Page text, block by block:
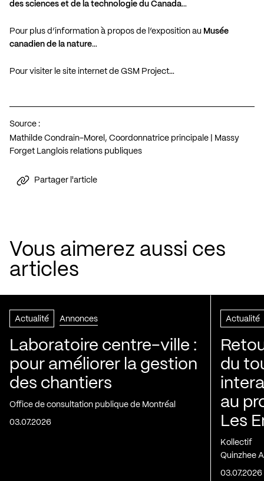
des sciences et de la technologie du Canada…
Pour plus d’information à propos de l’exposition au Musée
canadien de la nature…
Pour visiter le site internet de GSM Project…
Source :
Mathilde Condrain-Morel, Coordonnatrice principale | Massy
Forget Langlois relations publiques
Partager l'article
Vous aimerez aussi ces
articles
Actualité Annonces
Laboratoire centre-ville :
pour améliorer la gestion
des chantiers
Office de consultation publique de Montréal
03.07.2026
Actualité
du
au
Les
Kollectif
Quinzhee
03.07.2026